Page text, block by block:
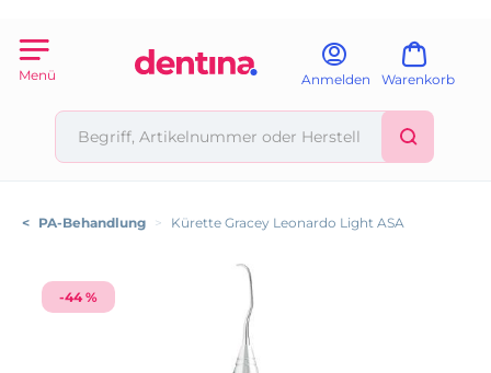
Menü Anmelden Warenkorb
< PA-Behandlung > Kürette Gracey Leonardo Light ASA
-44 %